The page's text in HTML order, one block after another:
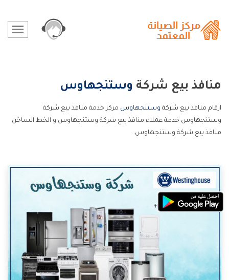
منافذ بيع شركة وستنجهاوس
ارقام منافذ بيع شركة وستنجهاوس مركز خدمة منافذ بيع شركة
وستنجهاوس خدمة عملاء منافذ بيع شركة وستنجهاوس و الخط الساخن
منافذ بيع شركة وستنجهاوس.